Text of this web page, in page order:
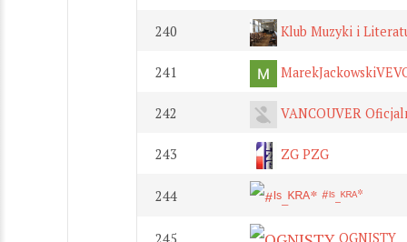
240 Klub Muzyki i
241
242 VANCOUVER
243 ZG PZG
244 #ᴵˢ_ᴷᴿᴬ*
OGNISTY